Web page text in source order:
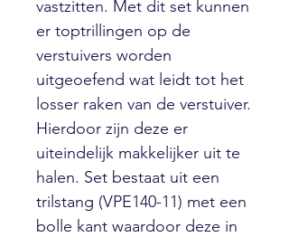
vastzitten. Met dit set kunnen
er toptrillingen op de
verstuivers worden
uitgeoefend wat leidt tot het
losser raken van de verstuiver.
Hierdoor zijn deze er
uiteindelijk makkelijker uit te
halen. Set bestaat uit een
trilstang (VPE140-11) met een
bolle kant waardoor deze in